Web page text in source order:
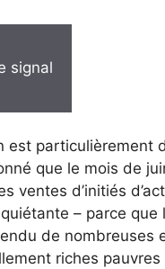
signal
est particulièrement
que le mois de
ventes d’initiés
– parce que
de nombreuses
riches